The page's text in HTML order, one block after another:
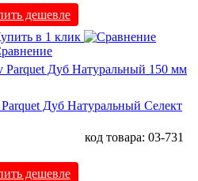
дешевле
в 1 клик
Дуб Натуральный Селект
код товара: 03-731
дешевле